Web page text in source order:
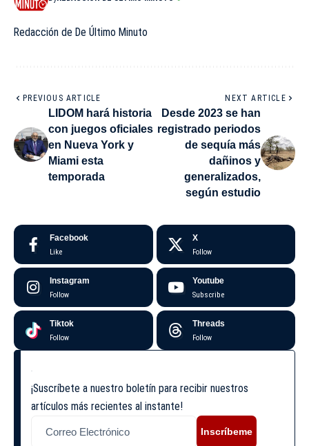
Redacción de De Último Minuto
PREVIOUS ARTICLE
LIDOM hará historia
con juegos oficiales
en Nueva York y
Miami esta
temporada
NEXT ARTICLE
Desde 2023 se han
registrado periodos
de sequía más
dañinos y
generalizados,
según estudio
Facebook
Like
X
Follow
Instagram
Follow
Youtube
Subscribe
Tiktok
Follow
Threads
Follow
¡Suscríbete a nuestro boletín para recibir nuestros
artículos más recientes al instante!
Inscríbeme